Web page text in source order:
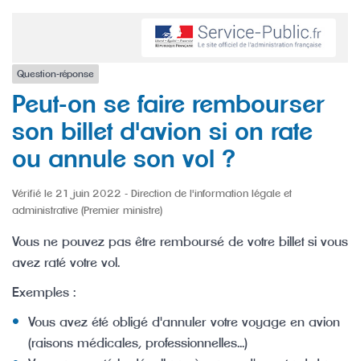
Question-réponse
Peut-on se faire rembourser
son billet d'avion si on rate
ou annule son vol ?
Vérifié le 21 juin 2022 - Direction de l'information légale et
administrative (Premier ministre)
Vous ne pouvez pas être remboursé de votre billet si vous
avez raté votre vol.
Exemples :
Vous avez été obligé d'annuler votre voyage en avion
(raisons médicales, professionnelles...)